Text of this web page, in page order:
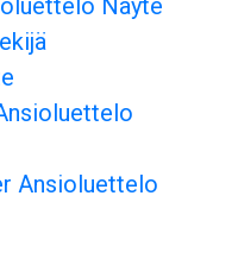
Näyte
Ansioluettelo